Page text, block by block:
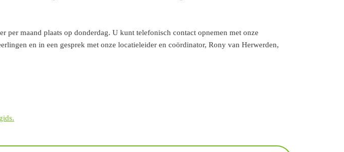
maand plaats op donderdag. U kunt telefonisch contact opnemen met onze
en in een gesprek met onze locatieleider en coördinator, Rony van Herwerden,
.